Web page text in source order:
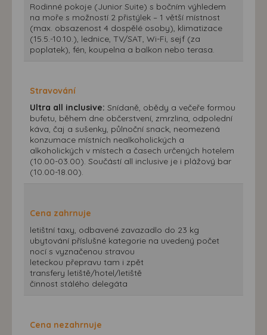
Rodinné pokoje (Junior Suite) s bočním výhledem
na moře s možností 2 přistýlek – 1 větší místnost
(max. obsazenost 4 dospělé osoby), klimatizace
(15.5.-10.10.), lednice, TV/SAT, Wi-Fi, sejf (za
poplatek), fén, koupelna a balkon nebo terasa.
Stravování
Ultra all inclusive: Snídaně, obědy a večeře formou
bufetu, během dne občerstvení, zmrzlina, odpolední
káva, čaj a sušenky, půlnoční snack, neomezená
konzumace místních nealkoholických a
alkoholických v místech a časech určených hotelem
(10.00-03.00). Součástí all inclusive je i plážový bar
(10.00-18.00).
Cena zahrnuje
letištní taxy, odbavené zavazadlo do 23 kg
ubytování příslušné kategorie na uvedený počet
nocí s vyznačenou stravou
leteckou přepravu tam i zpět
transfery letiště/hotel/letiště
činnost stálého delegáta
Cena nezahrnuje